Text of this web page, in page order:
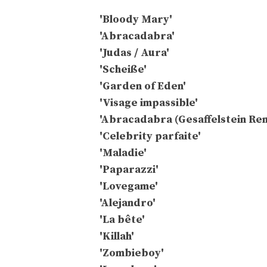
'Bloody Mary'
'Abracadabra'
'Judas / Aura'
'Scheiße'
'Garden of Eden'
'Visage impassible'
'Abracadabra (Gesaffelstein
'Celebrity parfaite'
'Maladie'
'Paparazzi'
'Lovegame'
'Alejandro'
'La bête'
'Killah'
'Zombieboy'